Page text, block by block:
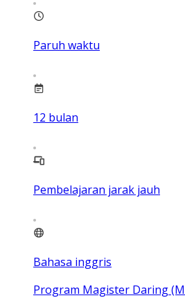
Paruh waktu
12 bulan
Pembelajaran jarak jauh
Bahasa inggris
Program Magister Daring